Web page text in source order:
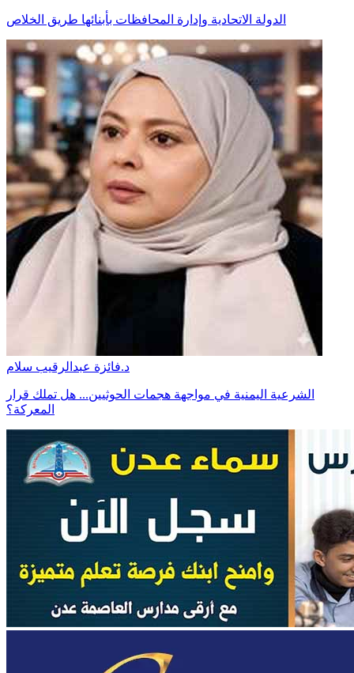
الدولة الاتحادية وإدارة المحافظات بأبنائها طريق الخلاص
د.فائزة عبدالرقيب سلام
الشرعية اليمنية في مواجهة هجمات الحوثيين... هل تملك قرار
المعركة؟